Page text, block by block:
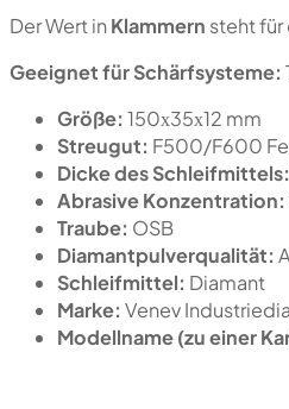
Der Wert inKlammern steht für
Geeignet für Schärfsysteme:
Größe: 150х35х12 mm
Streugut: F500/F600
Dicke des Schleifmittels:
Abrasive Konzentration:
Traube: OSB
Diamantpulverqualität:
Schleifmittel: Diamant
Marke: Venev
Modellname (zu einer